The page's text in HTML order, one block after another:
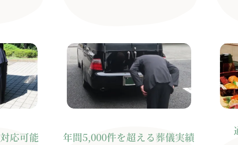
対応可能 年間5,000件を超える葬儀実績